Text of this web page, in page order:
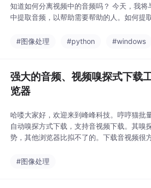
知道如何分离视频中的音频吗？ 今天，我将
中提取音频，以帮助需要帮助的人。如何提
浏览器中搜索“哼哼猫去水印 ”，下载并打开
#图像处理 #python #windows
强大的音频、视频嗅探式下载
览器
哈喽大家好，欢迎来到峰峰科技。哼哼猫批
自动嗅探方式下载，支持音视频下载。其嗅
势，其他浏览器比拟不了的。下载音视频很
单。哼哼猫去水印工具支持嗅探下载音频文
#图像处理